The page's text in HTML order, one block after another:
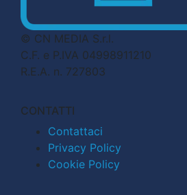
© CN MEDIA S.r.l.
C.F. e P.IVA 04998911210
R.E.A. n. 727803
CONTATTI
Contattaci
Privacy Policy
Cookie Policy